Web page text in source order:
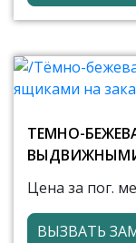
ТЕМНО-
Цена за пог.
ВЫЗВАТЬ